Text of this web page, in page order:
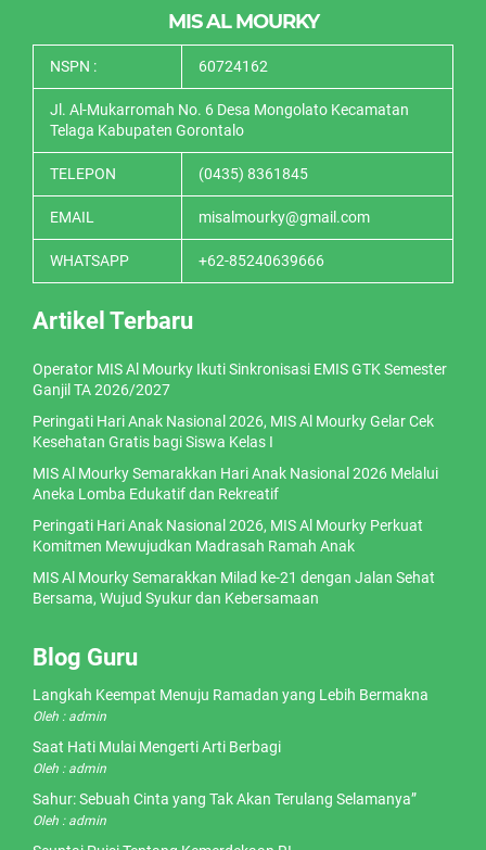
MIS AL MOURKY
NSPN : 60724162
Jl. Al-Mukarromah No. 6 Desa Mongolato Kecamatan
Telaga Kabupaten Gorontalo
TELEPON (0435) 8361845
EMAIL misalmourky@gmail.com
WHATSAPP +62-85240639666
Artikel Terbaru
Operator MIS Al Mourky Ikuti Sinkronisasi EMIS GTK Semester
Ganjil TA 2026/2027
Peringati Hari Anak Nasional 2026, MIS Al Mourky Gelar Cek
Kesehatan Gratis bagi Siswa Kelas I
MIS Al Mourky Semarakkan Hari Anak Nasional 2026 Melalui
Aneka Lomba Edukatif dan Rekreatif
Peringati Hari Anak Nasional 2026, MIS Al Mourky Perkuat
Komitmen Mewujudkan Madrasah Ramah Anak
MIS Al Mourky Semarakkan Milad ke-21 dengan Jalan Sehat
Bersama, Wujud Syukur dan Kebersamaan
Blog Guru
Langkah Keempat Menuju Ramadan yang Lebih Bermakna
Oleh : admin
Saat Hati Mulai Mengerti Arti Berbagi
Oleh : admin
Sahur: Sebuah Cinta yang Tak Akan Terulang Selamanya”
Oleh : admin